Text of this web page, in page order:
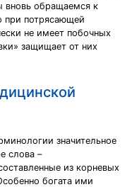
вновь обращаемся к
при потрясающей
не имеет побочных
защищает от них
значительное
слова –
из корневых
богата ими